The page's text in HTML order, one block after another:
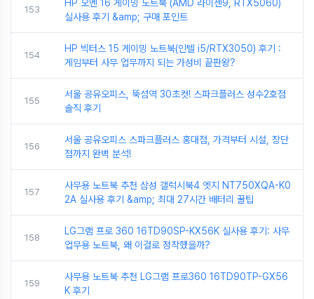
153
HP 오멘 16 게이밍 노트북 (AMD 라이젠9, RTX5060)
실사용 후기 &amp; 구매 포인트
154
HP 빅터스 15 게이밍 노트북(인텔 i5/RTX3050) 후기 :
게임부터 사무 업무까지 되는 가성비 끝판왕?
155
서울 공유오피스, 뚝섬역 30초컷! 스파크플러스 성수2호점
솔직 후기
156
서울 공유오피스 스파크플러스 홍대점, 가격부터 시설, 장단
점까지 완벽 분석!
157
사무용 노트북 추천 삼성 갤럭시북4 엣지 NT750XQA-K0
2A 실사용 후기 &amp; 최대 27시간 배터리 꿀팁
158
LG그램 프로 360 16TD90SP-KX56K 실사용 후기: 사무
업무용 노트북, 왜 이걸로 정착했을까?
159
사무용 노트북 추천 LG그램 프로360 16TD90TP-GX56
K 후기